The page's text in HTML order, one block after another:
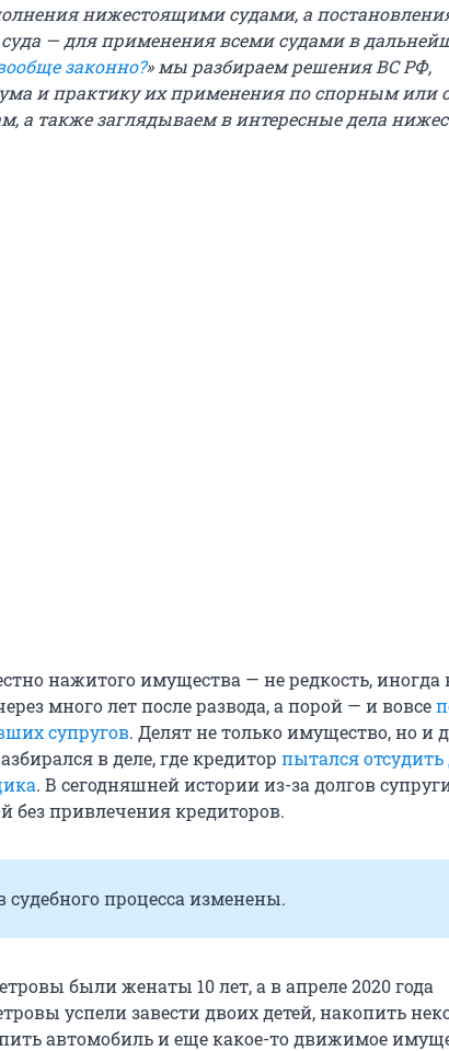
нижестоящими судами, а
— для применения всеми судами в
законно?» мы разбираем решения ВС РФ,
и практику их применения по спорным или
а также заглядываем в интересные дела
нажитого имущества — не редкость, иногда
много лет после развода, а порой — и вовсе
супругов. Делят не только имущество, но и
в деле, где кредитор пытался отсудить
. В сегодняшней истории из-за долгов
без привлечения кредиторов.
процесса изменены.
были женаты 10 лет, а в апреле 2020 года
успели завести двоих детей, накопить
автомобиль и еще какое-то движимое